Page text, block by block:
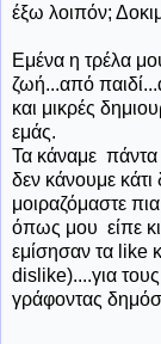
έξω λοιπόν;
Εμένα η τρέλα
ζωή...από
και μικρές
εμάς.
Τα κάναμε πάντα
δεν κάνουμε
μοιραζόμαστε
όπως μου είπε κι
εμίσησαν τα like
dislike)....για
γράφοντας